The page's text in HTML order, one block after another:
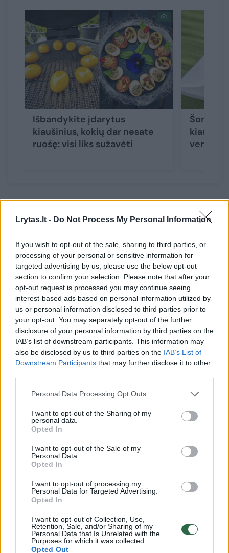
Lrytas.lt - Do Not Process My Personal Information
If you wish to opt-out of the sale, sharing to third parties, or
processing of your personal or sensitive information for
targeted advertising by us, please use the below opt-out
section to confirm your selection. Please note that after your
opt-out request is processed you may continue seeing
interest-based ads based on personal information utilized by
us or personal information disclosed to third parties prior to
your opt-out. You may separately opt-out of the further
disclosure of your personal information by third parties on the
IAB’s list of downstream participants. This information may
also be disclosed by us to third parties on the IAB’s List of
Downstream Participants that may further disclose it to other
Personal Data Processing Opt Outs
I want to opt-out of the Sharing of my
personal data.
Opted In
I want to opt-out of the Sale of my
Personal Data.
Opted In
I want to opt-out of processing my
Personal Data for Targeted Advertising.
Opted In
I want to opt-out of Collection, Use,
Retention, Sale, and/or Sharing of my
Personal Data that Is Unrelated with the
Purposes for which it was collected.
Opted Out
Išbandykite įdarytus
kiaušinius, kokių dar nesate
ruošę: visi liks sužavėti
Šonine
verta
Reikės:
3 virti kiaušiniai;
1 v. š. majonezo;
1 a. š. garstyčių;
žiupsnis „Tellicherry“ pipirų.
Papuošti:
saujelė pipirnės daigų;
žiupsnis Chipotle jūros druskos;
žiupsnis Herb salt „Meat“ druskos.
Gaminimas: